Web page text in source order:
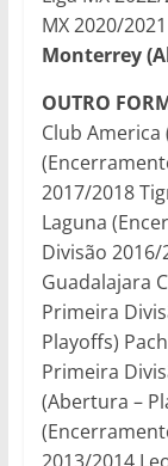
MX 2020/2021
Monterrey
OUTRO
Club
2017/2018
Laguna
Divisão
Guadalajara
Primeira
Playoffs)
Primeira
(Abertura –